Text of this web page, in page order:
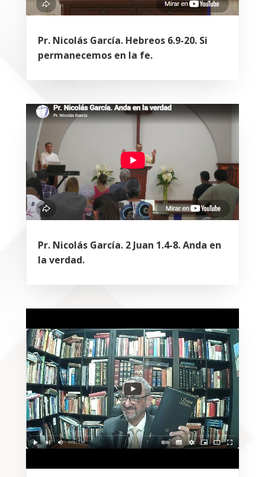
Pr. Nicolás García. Hebreos 6.9-20. Si
permanecemos en la fe.
Pr. Nicolás García. 2 Juan 1.4-8. Anda en
la verdad.